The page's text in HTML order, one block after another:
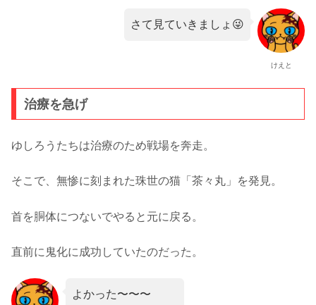
けえと
さて見ていきましょ😜
治療を急げ
ゆしろうたちは治療のため戦場を奔走。
そこで、無惨に刻まれた珠世の猫「茶々丸」を発見。
首を胴体につないでやると元に戻る。
直前に鬼化に成功していたのだった。
よかった〜〜〜